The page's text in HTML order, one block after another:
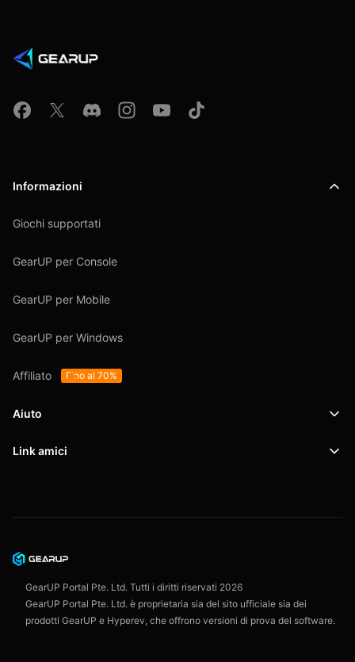
Informazioni
Giochi supportati
GearUP per Console
GearUP per Mobile
GearUP per Windows
Affiliato Fino al 70%
Aiuto
Supporto
Accordo con l'utente
Link amici
GearUP Portal Pte. Ltd. Tutti i diritti riservati 2026
GearUP Portal Pte. Ltd. è proprietaria sia del sito ufficiale sia dei
prodotti GearUP e Hyperev, che offrono versioni di prova del software.